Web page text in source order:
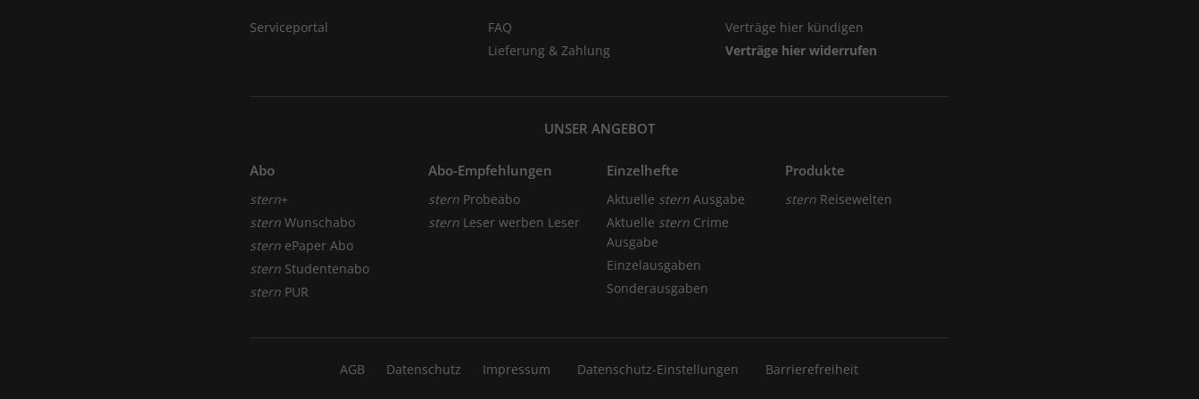
Serviceportal
FAQ
Lieferung & Zahlung
Verträge hier kündigen
Verträge hier widerrufen
UNSER ANGEBOT
Abo
stern+
sternWunschabo
sternePaper Abo
sternStudentenabo
sternPUR
Abo-Empfehlungen
sternProbeabo
sternLeser werben Leser
Einzelhefte
Aktuelle sternAusgabe
Aktuelle sternCrime
Ausgabe
Einzelausgaben
Sonderausgaben
Produkte
sternReisewelten
AGB Datenschutz Impressum Datenschutz-Einstellungen Barrierefreiheit